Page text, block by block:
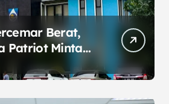
Berat,
Patriot Minta
Kualitas